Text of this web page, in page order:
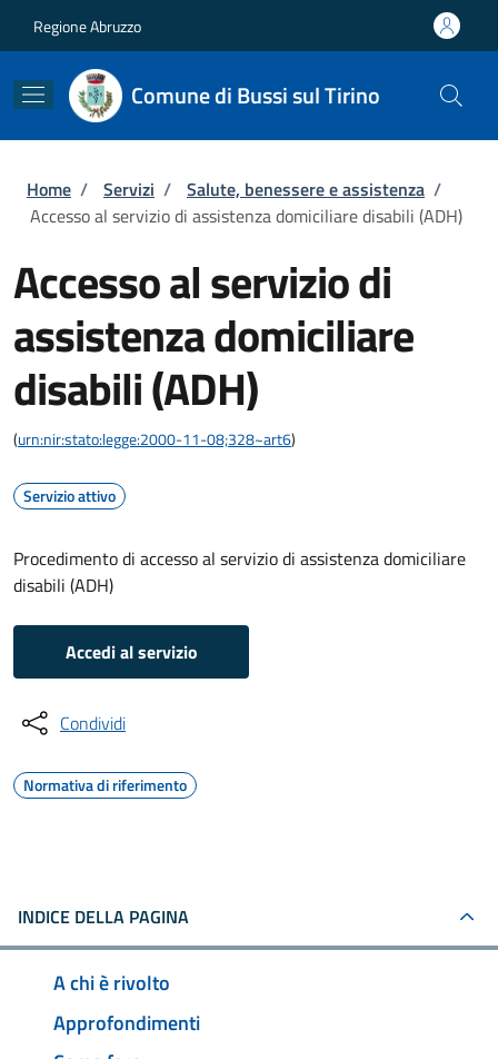
Regione Abruzzo
Comune di Bussi sul Tirino
Briciole di pane
Home / Servizi / Salute, benessere e assistenza /
Accesso al servizio di assistenza domiciliare disabili (ADH)
Accesso al servizio di
assistenza domiciliare
disabili (ADH)
(urn:nir:stato:legge:2000-11-08;328~art6)
Servizio attivo
Procedimento di accesso al servizio di assistenza domiciliare
disabili (ADH)
Accedi al servizio
Condividi
Normativa di riferimento
INDICE DELLA PAGINA
A chi è rivolto
Approfondimenti